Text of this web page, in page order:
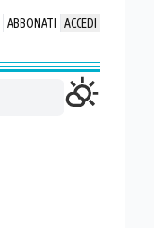
ABBONATI ACCEDI